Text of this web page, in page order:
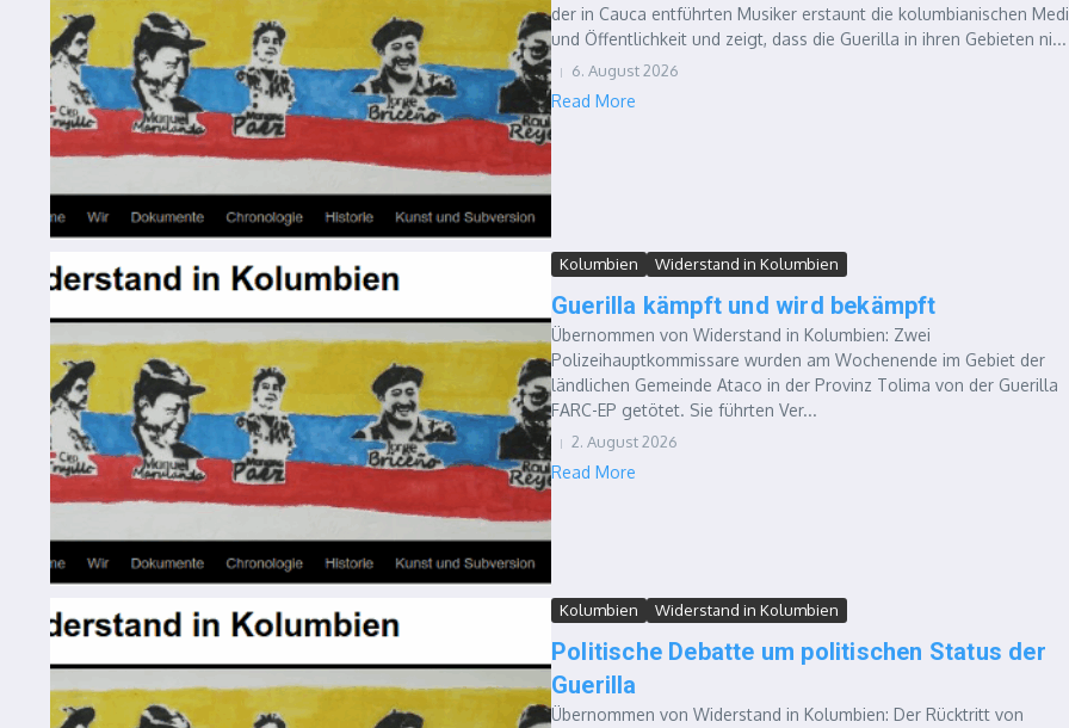
der in Cauca entführten Musiker erstaunt die kolumbianischen
und Öffentlichkeit und zeigt, dass die Guerilla in ihren Gebieten ni...
6. August 2026
Read More
Kolumbien Widerstand in Kolumbien
Guerilla kämpft und wird bekämpft
Übernommen von Widerstand in Kolumbien: Zwei
Polizeihauptkommissare wurden am Wochenende im Gebiet der
ländlichen Gemeinde Ataco in der Provinz Tolima von der Guerilla
FARC-EP getötet. Sie führten Ver...
2. August 2026
Read More
Kolumbien Widerstand in Kolumbien
Politische Debatte um politischen Status der
Guerilla
Übernommen von Widerstand in Kolumbien: Der Rücktritt von